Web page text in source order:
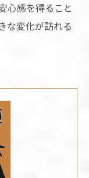
心感を得ること
な変化が訪れる